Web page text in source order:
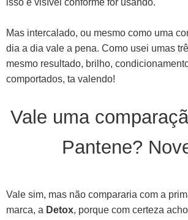
Mas intercalado, ou mesmo como uma
dia a dia vale a pena. Como usei umas
mesmo resultado, brilho,
comportados, ta valendo!
Vale uma
Pantene?
Vale sim, mas não compararia com a
marca, a Detox, porque com certeza